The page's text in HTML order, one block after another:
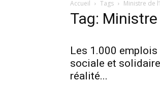
Accueil Tags Ministre de
Tag: Ministre
Les 1.000 emplois
sociale et
réalité...